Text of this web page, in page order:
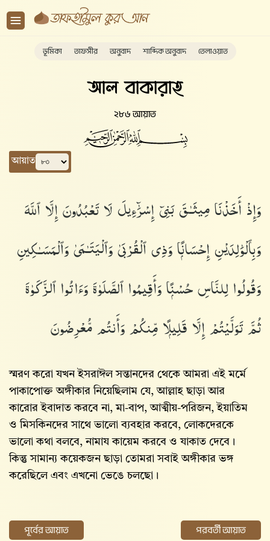
ভূমিকা তাফসীর অনুবাদ শাব্দিক অনুবাদ তেলাওয়াত
আল বাকারাহ
২৮৬ আয়াত
আয়াত
وَإِذْ أَخَذْنَا مِيثَـٰقَ بَنِىٓ إِسْرَٰٓءِيلَ لَا تَعْبُدُونَ إِلَّا ٱللَّهَ
وَبِٱلْوَٰلِدَيْنِ إِحْسَانًۭا وَذِى ٱلْقُرْبَىٰ وَٱلْيَتَـٰمَىٰ وَٱلْمَسَـٰكِينِ
وَقُولُوا۟ لِلنَّاسِ حُسْنًۭا وَأَقِيمُوا۟ ٱلصَّلَوٰةَ وَءَاتُوا۟ ٱلزَّكَوٰةَ
ثُمَّ تَوَلَّيْتُمْ إِلَّا قَلِيلًۭا مِّنكُمْ وَأَنتُم مُّعْرِضُونَ
স্মরণ করো যখন ইসরাঈল সন্তানদের থেকে আমরা এই মর্মে
পাকাপোক্ত অঙ্গীকার নিয়েছিলাম যে, আল্লাহ‌ ছাড়া আর
কারোর ইবাদাত করবে না, মা-বাপ, আত্মীয়-পরিজন, ইয়াতিম
ও মিসকিনদের সাথে ভালো ব্যবহার করবে, লোকদেরকে
ভালো কথা বলবে, নামায কায়েম করবে ও যাকাত দেবে।
কিন্তু সামান্য কয়েকজন ছাড়া তোমরা সবাই অঙ্গীকার ভঙ্গ
করেছিলে এবং এখনো ভেঙে চলছো।
পূর্বের আয়াত পরবর্তী আয়াত